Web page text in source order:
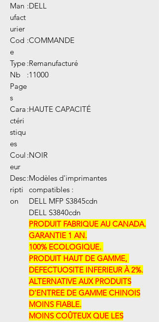
Man
ufact
urier
:DELL
Cod
e
:COMMANDE
Type :Remanufacturé
Nb
Page
s
:11000
Cara
ctéri
stiqu
es
:HAUTE CAPACITÉ
Coul
eur
:NOIR
Desc
ripti
on
:Modèles d'imprimantes
compatibles :
DELL MFP S3845cdn
DELL S3840cdn
PRODUIT FABRIQUE AU CANADA.
GARANTIE 1 AN.
100% ECOLOGIQUE. ​​
PRODUIT HAUT DE GAMME, ​​
DEFECTUOSITE INFERIEUR À 2%.
ALTERNATIVE AUX PRODUITS
D'ENTREE DE GAMME CHINOIS
MOINS FIABLE.
MOINS COÛTEUX QUE LES